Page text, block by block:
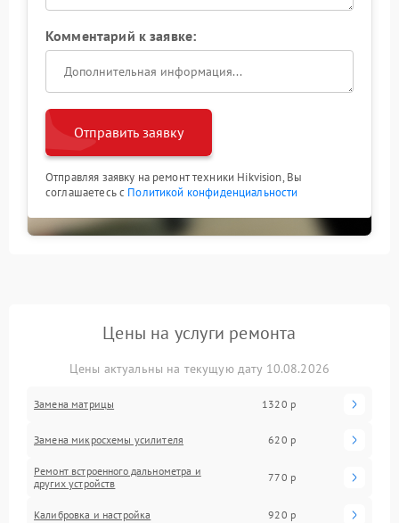
Комментарий к заявке:
Отправить заявку
Отправляя заявку на ремонт техники Hikvision, Вы
соглашаетесь с Политикой конфиденциальности
Цены на услуги ремонта
Цены актуальны на текущую дату 10.08.2026
Замена матрицы 1320 р
Замена микросхемы усилителя 620 р
Ремонт встроенного дальнометра и
других устройств
770 р
Калибровка и настройка 920 р